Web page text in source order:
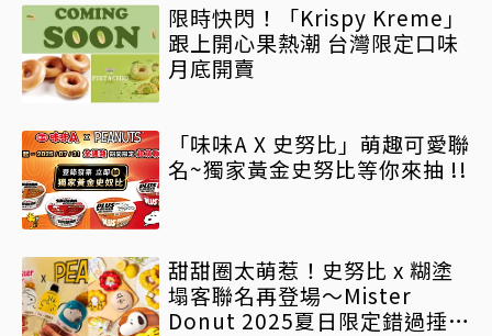
限時快閃！「Krispy Kreme」
跟上開心果熱潮 台灣限定口味
月底開賣
「味味A X 史努比」萌趣可愛聯
名~獨家黃金史努比等你來抽 !!
甜甜圈太萌惹！史努比 x 糊塗
塌客聯名再登場～Mister
Donut 2025夏日限定錯過捶心